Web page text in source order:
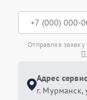
Отправляя
Адрес
г.